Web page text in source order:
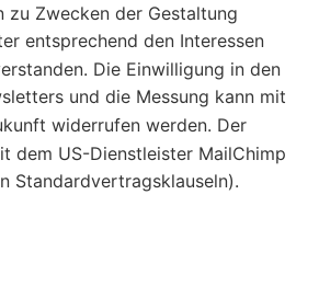
zu Zwecken der Gestaltung
entsprechend den Interessen
Die Einwilligung in den
und die Messung kann mit
widerrufen werden. Der
dem US-Dienstleister MailChimp
Standardvertragsklauseln).